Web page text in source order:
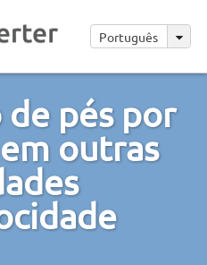
Português
de pés por
outras